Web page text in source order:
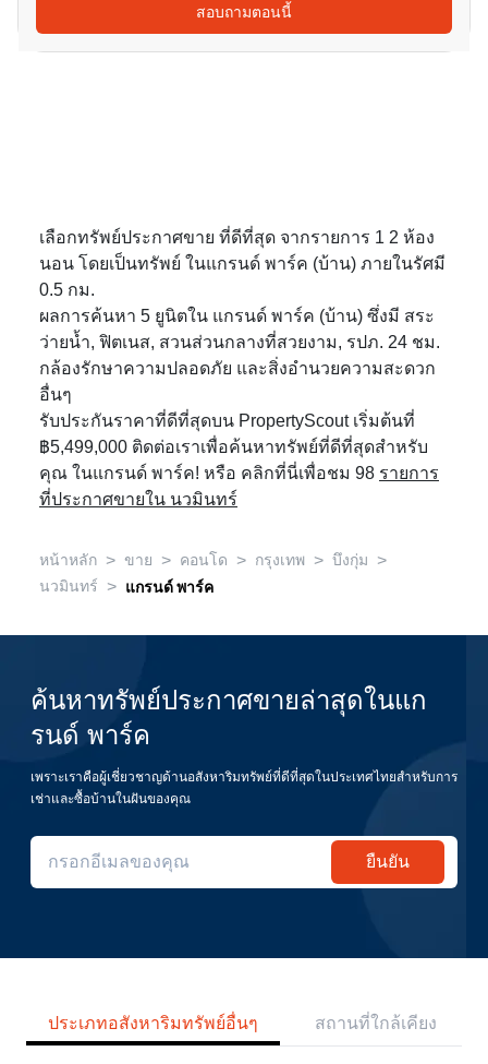
สอบถามตอนนี้
เลือกทรัพย์ประกาศขาย ที่ดีที่สุด จากรายการ 1 2 ห้อง
นอน โดยเป็นทรัพย์ ในแกรนด์ พาร์ค (บ้าน) ภายในรัศมี
0.5 กม.
ผลการค้นหา 5 ยูนิตใน แกรนด์ พาร์ค (บ้าน) ซึ่งมี สระ
ว่ายน้ำ, ฟิตเนส, สวนส่วนกลางที่สวยงาม, รปภ. 24 ชม.
กล้องรักษาความปลอดภัย และสิ่งอำนวยความสะดวก
อื่นๆ
รับประกันราคาที่ดีที่สุดบน PropertyScout เริ่มต้นที่
฿5,499,000 ติดต่อเราเพื่อค้นหาทรัพย์ที่ดีที่สุดสำหรับ
คุณ ในแกรนด์ พาร์ค! หรือ คลิกที่นี่เพื่อชม 98 รายการ
ที่ประกาศขายใน นวมินทร์
หน้าหลัก > ขาย > คอนโด > กรุงเทพ > บึงกุ่ม >
นวมินทร์ > แกรนด์ พาร์ค
ค้นหาทรัพย์ประกาศขายล่าสุดในแก
รนด์ พาร์ค
เพราะเราคือผู้เชี่ยวชาญด้านอสังหาริมทรัพย์ที่ดีที่สุดในประเทศไทยสำหรับการ
เช่าและซื้อบ้านในฝันของคุณ
ยืนยัน
ประเภทอสังหาริมทรัพย์อื่นๆ สถานที่ใกล้เคียง